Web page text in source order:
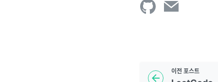
이전 포스트